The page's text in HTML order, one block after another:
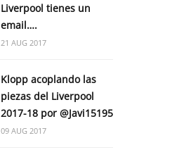
Liverpool tienes un
email….
21 AUG 2017
Klopp acoplando las
piezas del Liverpool
2017-18 por @Javi15195
09 AUG 2017